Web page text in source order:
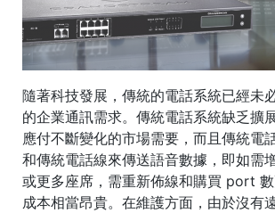
隨著科技發展，傳統的電話系統已經未
的企業通訊需求。傳統電話系統缺乏擴
應付不斷變化的市場需要，而且傳統電
和傳統電話線來傳送語音數據，即如需
或更多座席，需重新佈線和購買 port
成本相當昂貴。在維護方面，由於沒有